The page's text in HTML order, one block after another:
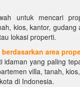
untuk mencari
kios, kantor, gudang
lokasi properti.
area
idaman yang paling
villa, tanah,
di Indonesia.